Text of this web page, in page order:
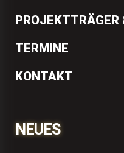
PROJEKTTRÄGER
TERMINE
KONTAKT
NEUES